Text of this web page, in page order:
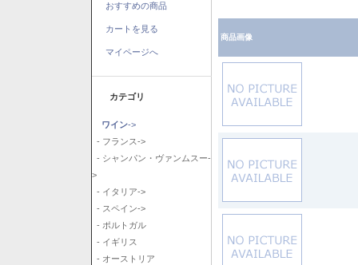
おすすめの商品
カートを見る
マイページへ
カテゴリ
ワイン->
- フランス->
- シャンパン・ヴァンムスー-
>
- イタリア->
- スペイン->
- ポルトガル
- イギリス
- オーストリア
商品画像